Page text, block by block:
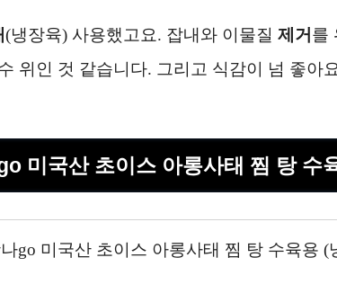
(냉장육) 사용했고요. 잡내와 이물질 제거 를
위인 것 같습니다. 그리고 식감이 넘 좋아
미국산 초이스 아롱사태 찜 탕 수
go 미국산 초이스 아롱사태 찜 탕 수육용 (